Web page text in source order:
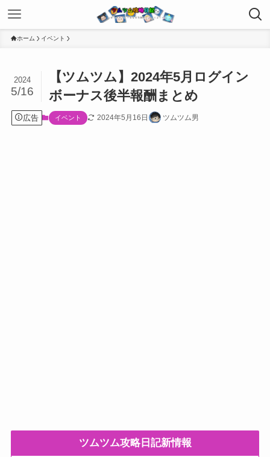
ホーム イベント
【ツムツム】2024年5月ログイン
ボーナス後半報酬まとめ
2024
5/16
広告 イベント 2024年5月16日 ツムツム男
ツムツム攻略日記新情報